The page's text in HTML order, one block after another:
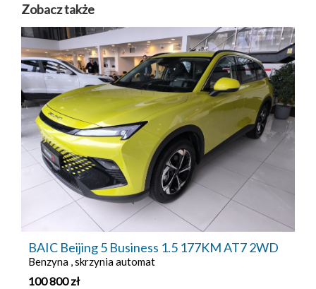
Zobacz także
BAIC Beijing 5 Business 1.5 177KM AT7 2WD
Benzyna , skrzynia automat
100 800zł